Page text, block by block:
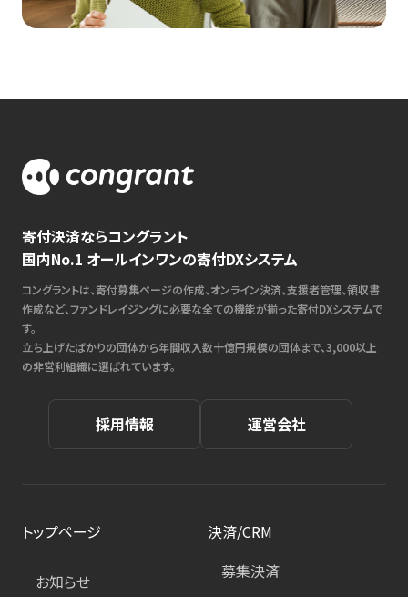
寄付決済ならコングラント
国内No.1 オールインワンの寄付DXシステム
コングラントは、寄付募集ページの作成、オンライン決済、支援者管理、領収書
作成など、ファンドレイジングに必要な全ての機能が揃った寄付DXシステムで
す。
立ち上げたばかりの団体から年間収入数十億円規模の団体まで、3,000以上
の非営利組織に選ばれています。
採用情報 運営会社
トップページ
お知らせ
決済/CRM
募集決済